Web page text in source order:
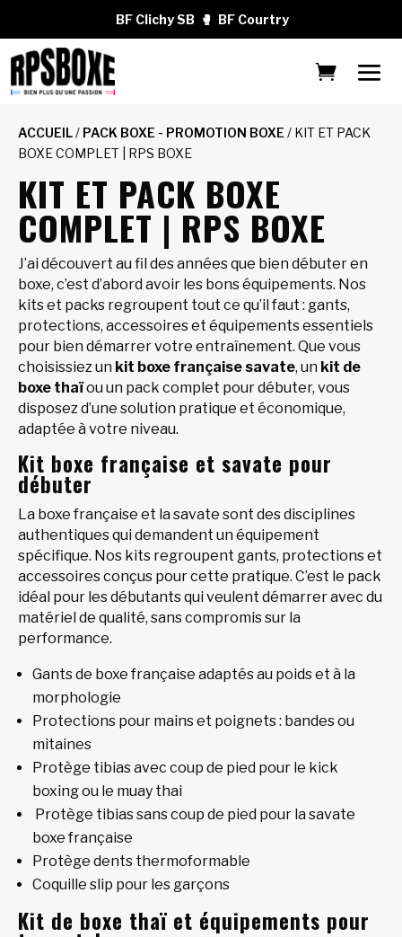
BF Clichy SB 🥊 BF Courtry
ACCUEIL/ PACK BOXE - PROMOTION BOXE / KIT ET PACK
BOXE COMPLET | RPS BOXE
KIT ET PACK BOXE
COMPLET | RPS BOXE
J’ai découvert au fil des années que bien débuter en
boxe, c’est d’abord avoir les bons équipements. Nos
kits et packs regroupent tout ce qu’il faut : gants,
protections, accessoires et équipements essentiels
pour bien démarrer votre entraînement. Que vous
choisissiez un kit boxe française savate, un kit de
boxe thaïou un pack complet pour débuter, vous
disposez d’une solution pratique et économique,
adaptée à votre niveau.
Kit boxe française et savate pour
débuter
La boxe française et la savate sont des disciplines
authentiques qui demandent un équipement
spécifique. Nos kits regroupent gants, protections et
accessoires conçus pour cette pratique. C’est le pack
idéal pour les débutants qui veulent démarrer avec du
matériel de qualité, sans compromis sur la
performance.
Gants de boxe française adaptés au poids et à la
morphologie
Protections pour mains et poignets : bandes ou
mitaines
Protège tibias avec coup de pied pour le kick
boxing ou le muay thai
Protège tibias sans coup de pied pour la savate
boxe française
Protège dents thermoformable
Coquille slip pour les garçons
Kit de boxe thaï et équipements pour